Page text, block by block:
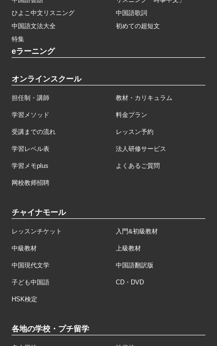
ひよこ中文リスニング
中国語歌詞
中国語文法大全
初めての超短文
特集
eラーニング
オンラインスクール
担任制・講師 教材・カリキュラム
学習メソッド 料金プラン
受講までの流れ レッスン予約
学習レベル表 法人研修サービス
学習メモplus よくあるご質問
网校教师招聘
チャイナモール
レッスンチケット 入門&初級教材
中級教材 上級教材
中国現代文学 中国語翻訳版
子ども中国語 CD・DVD
HSK検定
各地の学校・プチ留学